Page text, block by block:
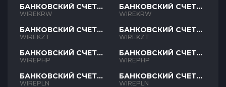
БАНКОВСКИЙ СЧЕТ
KRW
WIREKRW
БАНКОВСКИЙ СЧЕТ
KZT
WIREKZT
БАНКОВСКИЙ СЧЕТ
PHP
WIREPHP
БАНКОВСКИЙ СЧЕТ
PLN
WIREPLN
БАНКОВСКИЙ СЧЕТ
KRW
WIREKRW
БАНКОВСКИЙ СЧЕТ
KZT
WIREKZT
БАНКОВСКИЙ СЧЕТ
PHP
WIREPHP
БАНКОВСКИЙ СЧЕТ
PLN
WIREPLN